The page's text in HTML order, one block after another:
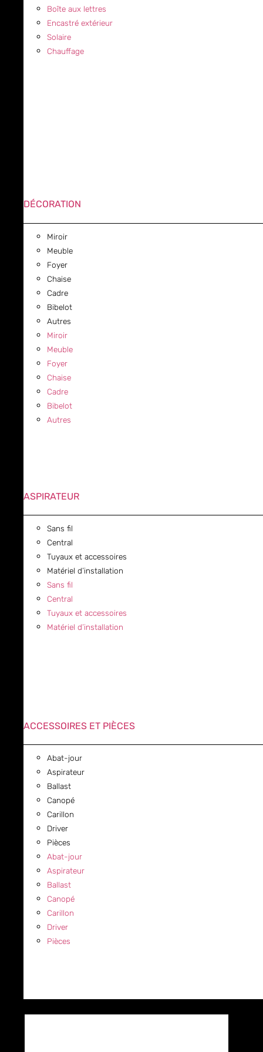
Boîte aux lettres
Encastré extérieur
Solaire
Chauffage
DÉCORATION
Miroir
Meuble
Foyer
Chaise
Cadre
Bibelot
Autres
Miroir
Meuble
Foyer
Chaise
Cadre
Bibelot
Autres
ASPIRATEUR
Sans fil
Central
Tuyaux et accessoires
Matériel d’installation
Sans fil
Central
Tuyaux et accessoires
Matériel d’installation
ACCESSOIRES ET PIÈCES
Abat-jour
Aspirateur
Ballast
Canopé
Carillon
Driver
Pièces
Abat-jour
Aspirateur
Ballast
Canopé
Carillon
Driver
Pièces